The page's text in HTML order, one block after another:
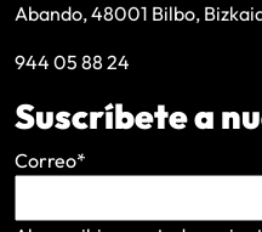
Abando, 48001 Bilbo,
944 05 88 24
Suscríbete a
Correo*